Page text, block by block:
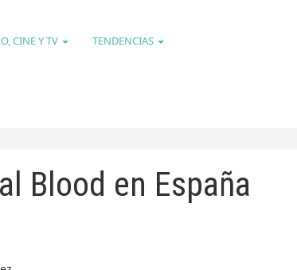
CINE Y TV TENDENCIAS
Blood en España